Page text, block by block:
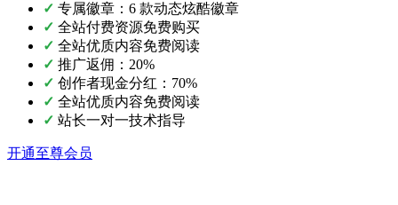
✓ 专属徽章：6 款动态炫酷徽章
✓ 全站付费资源免费购买
✓ 全站优质内容免费阅读
✓ 推广返佣：20%
✓ 创作者现金分红：70%
✓ 全站优质内容免费阅读
✓ 站长一对一技术指导
开通至尊会员